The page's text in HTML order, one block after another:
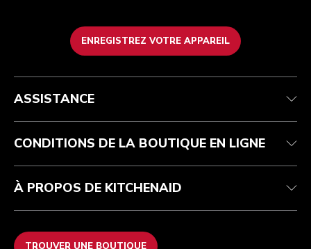
ENREGISTREZ VOTRE APPAREIL
Health Check
Suivez votre commande
Garantie et documents
Recupel
Conditions générales de vente
Retours et remboursements
Imprint
ODR
La marque
Trouver une boutique
ASSISTANCE
CONDITIONS DE LA BOUTIQUE EN LIGNE
À PROPOS DE KITCHENAID
TROUVER UNE BOUTIQUE